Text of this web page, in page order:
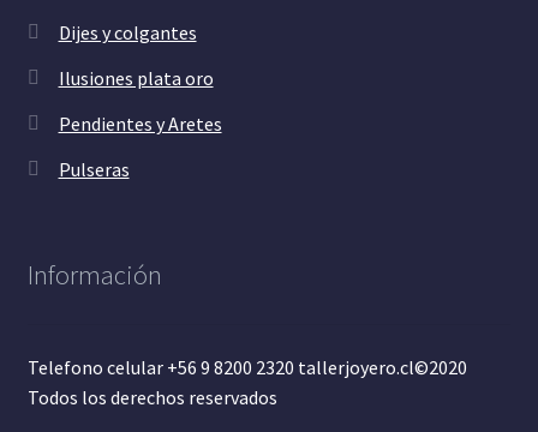
Dijes y colgantes
Ilusiones plata oro
Pendientes y Aretes
Pulseras
Información
Telefono celular +56 9 8200 2320 tallerjoyero.cl©2020
Todos los derechos reservados